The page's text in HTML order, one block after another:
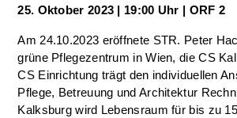
25. Oktober 2023 | 19:00 Uhr | ORF 2
Am 24.10.2023 eröffnete STR. Peter
grüne Pflegezentrum in Wien, die CS
CS Einrichtung trägt den individuellen
Pflege, Betreuung und Architektur
Kalksburg wird Lebensraum für bis zu